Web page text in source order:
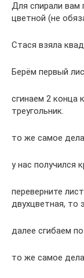
Для спирали вам
цветной (не
Стася взяла
Берём первый
сгинаем 2 конца
треугольник.
то же самое
у нас получился
переверните
двухцветная, то
далее сгибаем
то же самое